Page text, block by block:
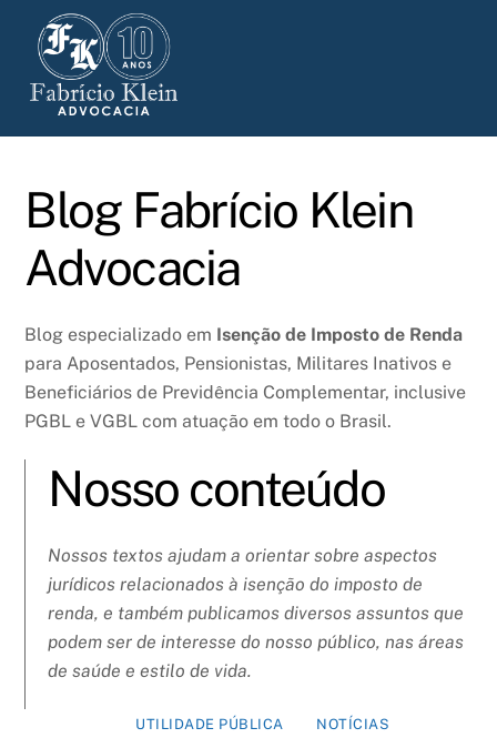
content
Blog Fabrício Klein
Advocacia
Blog especializado em Isenção de Imposto de Renda
para Aposentados, Pensionistas, Militares Inativos e
Beneficiários de Previdência Complementar, inclusive
PGBL e VGBL com atuação em todo o Brasil.
Nosso conteúdo
Nossos textos ajudam a orientar sobre aspectos
jurídicos relacionados à isenção do imposto de
renda, e também publicamos diversos assuntos que
podem ser de interesse do nosso público, nas áreas
de saúde e estilo de vida.
UTILIDADE PÚBLICA
NOTÍCIAS